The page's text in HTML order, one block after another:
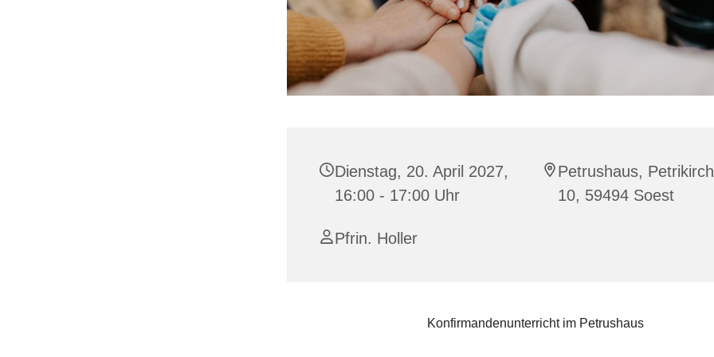
Dienstag, 20. April 2027,
16:00 - 17:00 Uhr
Petrushaus,
10, 59494 Soest
Pfrin. Holler
Konfirmandenunterricht im Petrushaus